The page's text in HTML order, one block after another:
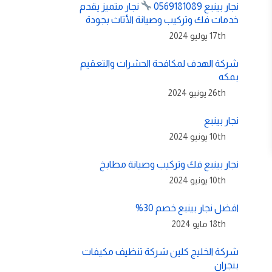
نجار بينبع 0569181089
نجار متميز يقدم
خدمات فك وتركيب وصيانة الأثاث بجودة
17th يوليو 2024
شركة الهدف لمكافحة الحشرات والتعقيم
بمكه
26th يونيو 2024
نجار بينبع
10th يونيو 2024
نجار بينبع فك وتركيب وصيانة مطابخ
10th يونيو 2024
افضل نجار بينبع خصم 30%
18th مايو 2024
شركة الخليج كلين شركة تنظيف مكيفات
بنجران